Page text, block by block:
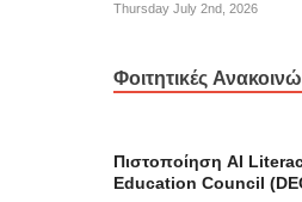
Thursday July 2nd, 2026
Φοιτητικές
Πιστοποίηση AI
Education Council